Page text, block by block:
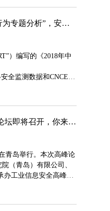
《2018年中国互联网网络安全报告》首次新增“网络扫描行为专题分析”，安恒提供内容支持
）编写的《2018年中
全监测数据和CNCERT
年网络扫描行为专
邀请函 | 2019世界工业互联网产业大会工业信息安全高峰论坛即将召开，你来不来？！
青岛举行。本次高峰论
（青岛）有限公司、
工业信息安全高峰论